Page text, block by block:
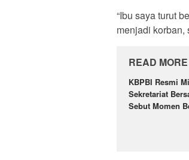
“Ibu saya turut
menjadi korban,
READ MORE
KBPBI Resmi
Sekretariat
Sebut Momen